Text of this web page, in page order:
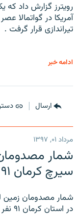
رویترز گزارش داد
آمریکا در گواتمالا
تیراندازی قرار گرفت .
ادامه خبر
ارسال
مرداد ۰۱, ۱۳۹۷
شمار
سیرچ کرمان ۹۱ نفر اعلام شد
شمار مصدومان زمین
در استان کرمان ۹۱ نفر اعلام شد.